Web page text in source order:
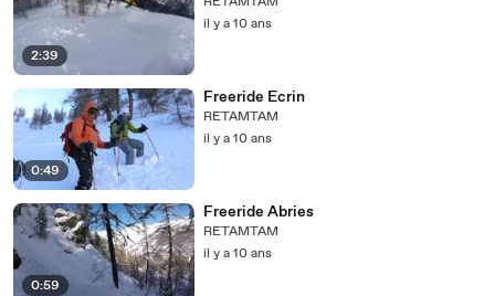
2:39
il y a 10 ans
0:49
Freeride Ecrin
RETAMTAM
il y a 10 ans
0:59
Freeride Abries
RETAMTAM
il y a 10 ans